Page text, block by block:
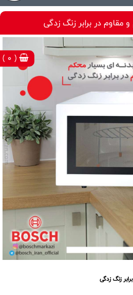
( 0 )
مقاوم در برابر زنگ زدگی
زنگ زدگی